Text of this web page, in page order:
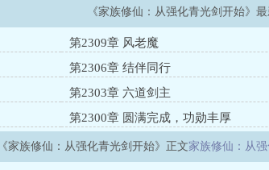
《家族修仙：从强化青光剑开始》
第2309章 风老魔
第2306章 结伴同行
第2303章 六道剑主
第2300章 圆满完成，功勋丰厚
《家族修仙：从强化青光剑开始》正文家族修仙：从